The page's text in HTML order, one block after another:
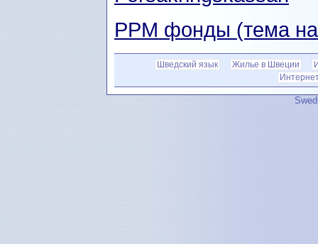
РРМ фонды (тема
Шведский язык Жилье в Швеции